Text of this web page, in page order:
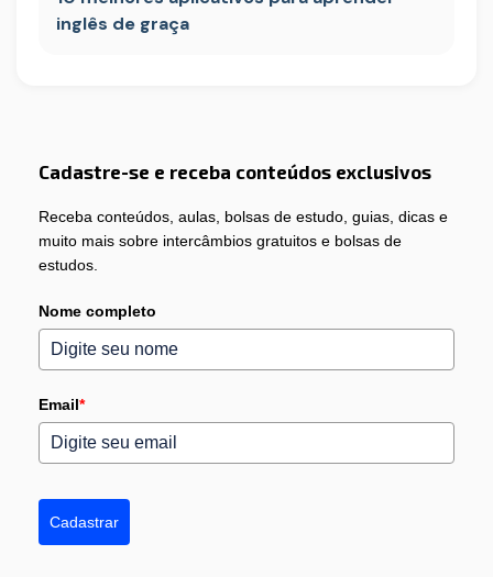
inglês de graça
Cadastre-se e receba conteúdos exclusivos
Receba conteúdos, aulas, bolsas de estudo, guias, dicas e
muito mais sobre intercâmbios gratuitos e bolsas de
estudos.
Nome completo
Email*
Cadastrar